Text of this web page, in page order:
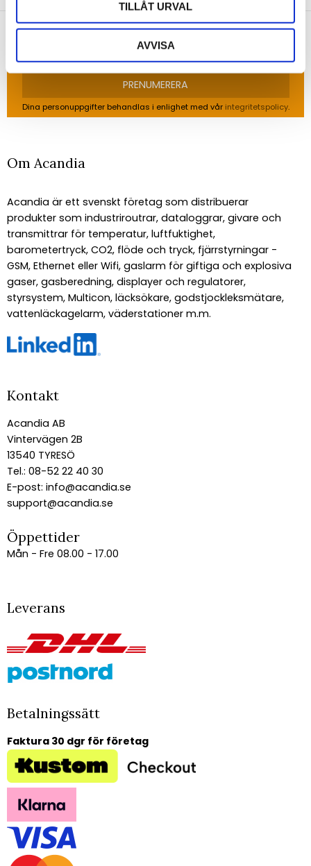
TILLÅT URVAL
AVVISA
PRENUMERERA
Dina personuppgifter behandlas i enlighet med vår integritetspolicy.
Om Acandia
Acandia är ett svenskt företag som distribuerar
produkter som industriroutrar, dataloggrar, givare och
transmittrar för temperatur, luftfuktighet,
barometertryck, CO2, flöde och tryck, fjärrstyrningar -
GSM, Ethernet eller Wifi, gaslarm för giftiga och explosiva
gaser, gasberedning, displayer och regulatorer,
styrsystem, Multicon, läcksökare, godstjockleksmätare,
vattenläckagelarm, väderstationer m.m.
Kontakt
Acandia AB
Vintervägen 2B
13540 TYRESÖ
Tel.: 08-52 22 40 30
E-post: info@acandia.se
support@acandia.se
Öppettider
Mån - Fre 08.00 - 17.00
Leverans
Betalningssätt
Faktura 30 dgr för företag